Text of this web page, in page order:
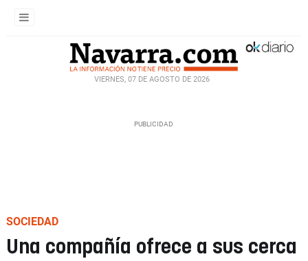
VIERNES, 07 DE AGOSTO DE 2026
SOCIEDAD
Una compañía ofrece a sus cerca